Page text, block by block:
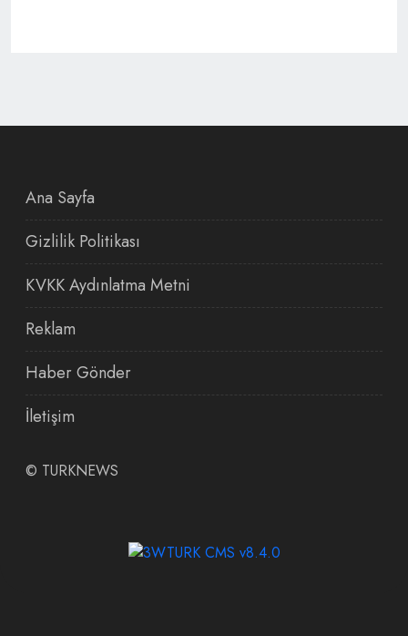
Ana Sayfa
Gizlilik Politikası
KVKK Aydınlatma Metni
Reklam
Haber Gönder
İletişim
© TURKNEWS